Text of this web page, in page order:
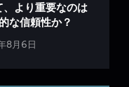
より重要なのは
な信頼性か？
8月6日